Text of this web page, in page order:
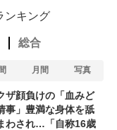
帝国』 （エドワー
「食費は月40万円」
も話題の“可愛すぎ
ンキング
総合
月間 写真
ザ顔負けの「血みど
事」豊満な身体を舐
わされ…「自称16歳